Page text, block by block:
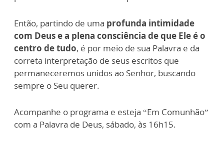
Então, partindo de uma profunda intimidade
com Deus e a plena consciência de que Ele é o
centro de tudo, é por meio de sua Palavra e da
correta interpretação de seus escritos que
permaneceremos unidos ao Senhor, buscando
sempre o Seu querer.
Acompanhe o programa e esteja “Em Comunhão”
com a Palavra de Deus, sábado, às 16h15.